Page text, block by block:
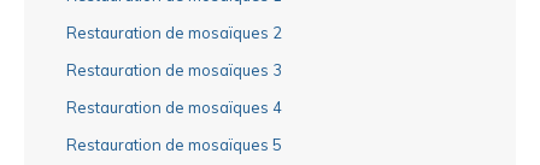
Restauration de mosaïques 2
Restauration de mosaïques 3
Restauration de mosaïques 4
Restauration de mosaïques 5